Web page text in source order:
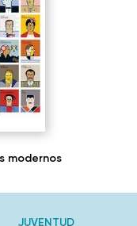
modernos
JUVENTUD